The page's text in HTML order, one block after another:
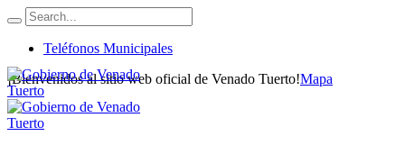
Teléfonos Municipales
¡Bienvenidos al sitio web oficial de Venado Tuerto!Mapa